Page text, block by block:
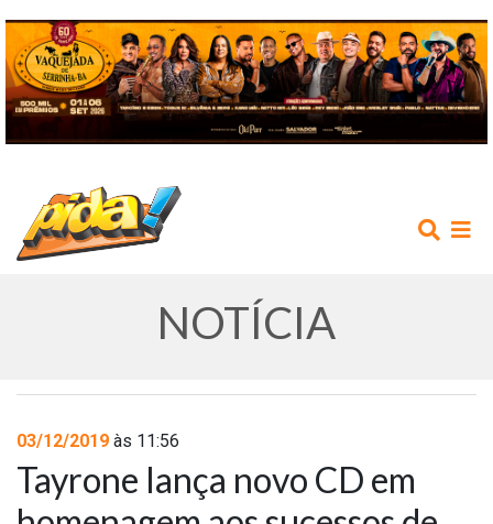
AGENDA
NOTÍCIA
03/12/2019 às 11:56
Tayrone lança novo CD em